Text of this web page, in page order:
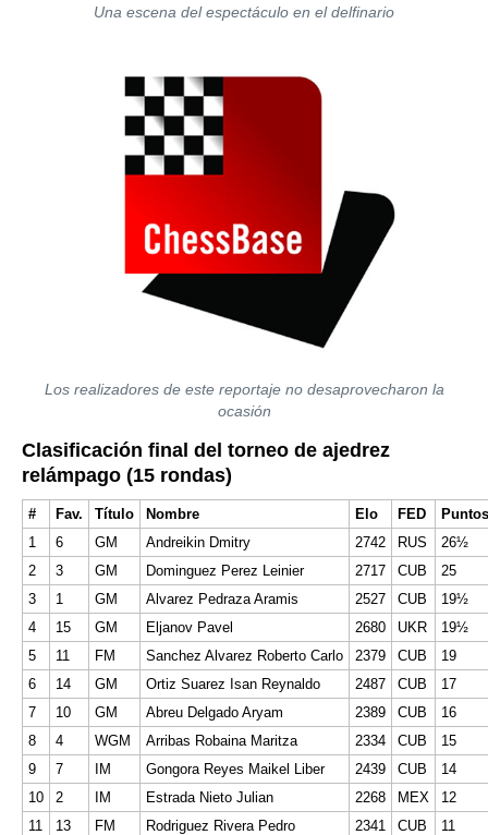
Una escena del espectáculo en el delfinario
Los realizadores de este reportaje no desaprovecharon la
ocasión
Clasificación final del torneo de ajedrez
relámpago (15 rondas)
# Fav. Título Nombre Elo FED
Puntos
1
6 GM Andreikin Dmitry 2742 RUS
26½
2
3 GM Dominguez Perez Leinier 2717 CUB
25
3
1 GM Alvarez Pedraza Aramis 2527 CUB
19½
4
15 GM Eljanov Pavel 2680 UKR
19½
5
11 FM Sanchez Alvarez Roberto Carlo 2379 CUB
19
6
14 GM Ortiz Suarez Isan Reynaldo 2487 CUB
17
7
10 GM Abreu Delgado Aryam 2389 CUB
16
8
4 WGM Arribas Robaina Maritza 2334 CUB
15
9
7 IM Gongora Reyes Maikel Liber 2439 CUB
14
10
2 IM Estrada Nieto Julian 2268 MEX
12
11
13 FM Rodriguez Rivera Pedro 2341 CUB
11